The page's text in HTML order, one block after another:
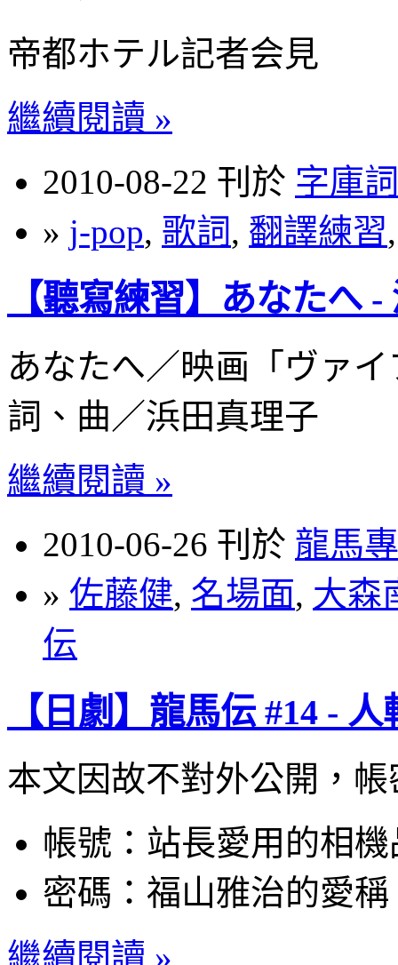
帝都ホテル記者会見
繼續閱讀 »
2010-08-22 刊於 字庫
» j-pop, 歌詞, 翻譯練習
【聽寫練習】あなたへ
あなたへ／映画「ヴァ
詞、曲／浜田真理子
繼續閱讀 »
2010-06-26 刊於 龍馬
» 佐藤健, 名場面, 大森
伝
【日劇】龍馬伝 #14 -
本文因故不對外公開，
帳號：站長愛用的相機
密碼：福山雅治的愛稱
繼續閱讀 »